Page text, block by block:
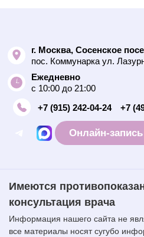
г. Москва, Сосенское
пос. Коммунарка ул.
Ежедневно
с 10:00 до 21:00
+7 (915) 242-04-24
+7
Онлайн-запись
Имеются
консультация врача
Информация нашего сайта не
все материалы носят сугубо